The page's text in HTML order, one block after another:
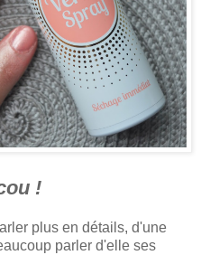
!
plus en détails, d'une
parler d'elle ses